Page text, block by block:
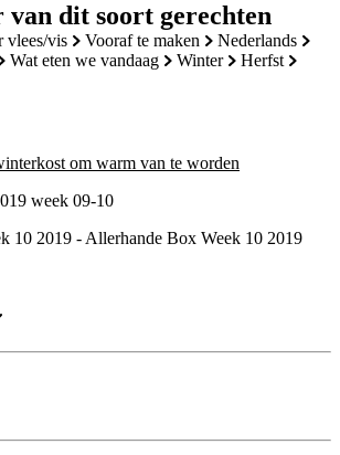
van dit soort gerechten
vlees/vis vooraf te maken
nederlands
wat eten we vandaag winter
herfst
om warm van te worden
week 09-10
10 2019 - Allerhande Box Week 10 2019